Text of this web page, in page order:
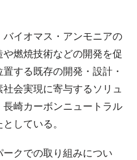
イオマス・アンモニアの
燃焼技術などの開発を促
する既存の開発・設計・
会実現に寄与するソリュ
崎カーボンニュートラル
している。
クでの取り組みについ